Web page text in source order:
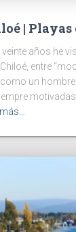
|
veinte años he
entre
un